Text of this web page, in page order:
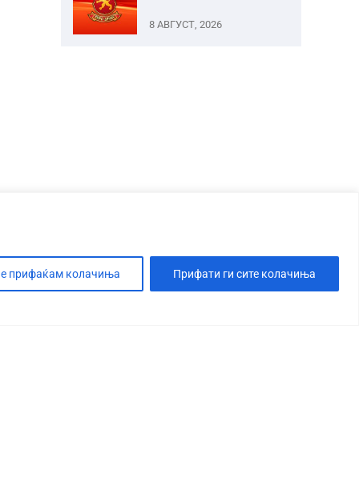
прифаќам колачиња Прифати ги сите колачиња
8 АВГУСТ, 2026